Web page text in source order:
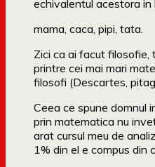
echivalentul acestora in
mama, caca, pipi, tata.
Zici ca ai facut filosofie,
printre cei mai mari
filosofi (Descartes,
Ceea ce spune domnul
prin matematica nu
arat cursul meu de
1% din el e compus din